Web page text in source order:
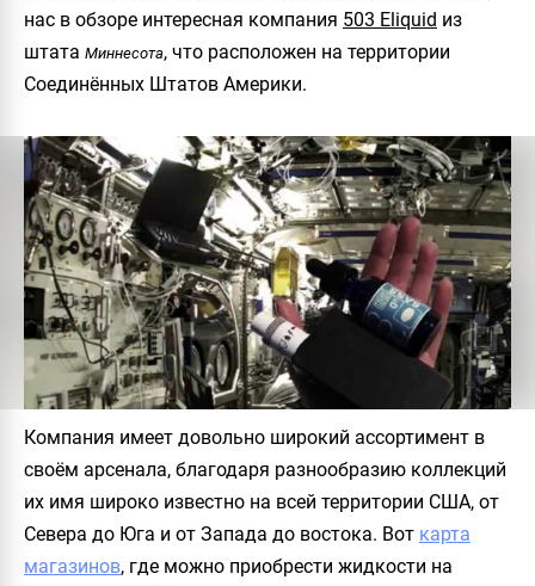
нас в обзоре интересная компания 503 Eliquid из
штата Миннесота, что расположен на территории
Соединённых Штатов Америки.
Компания имеет довольно широкий ассортимент в
своём арсенала, благодаря разнообразию коллекций
их имя широко известно на всей территории США, от
Севера до Юга и от Запада до востока. Вот карта
магазинов, где можно приобрести жидкости на